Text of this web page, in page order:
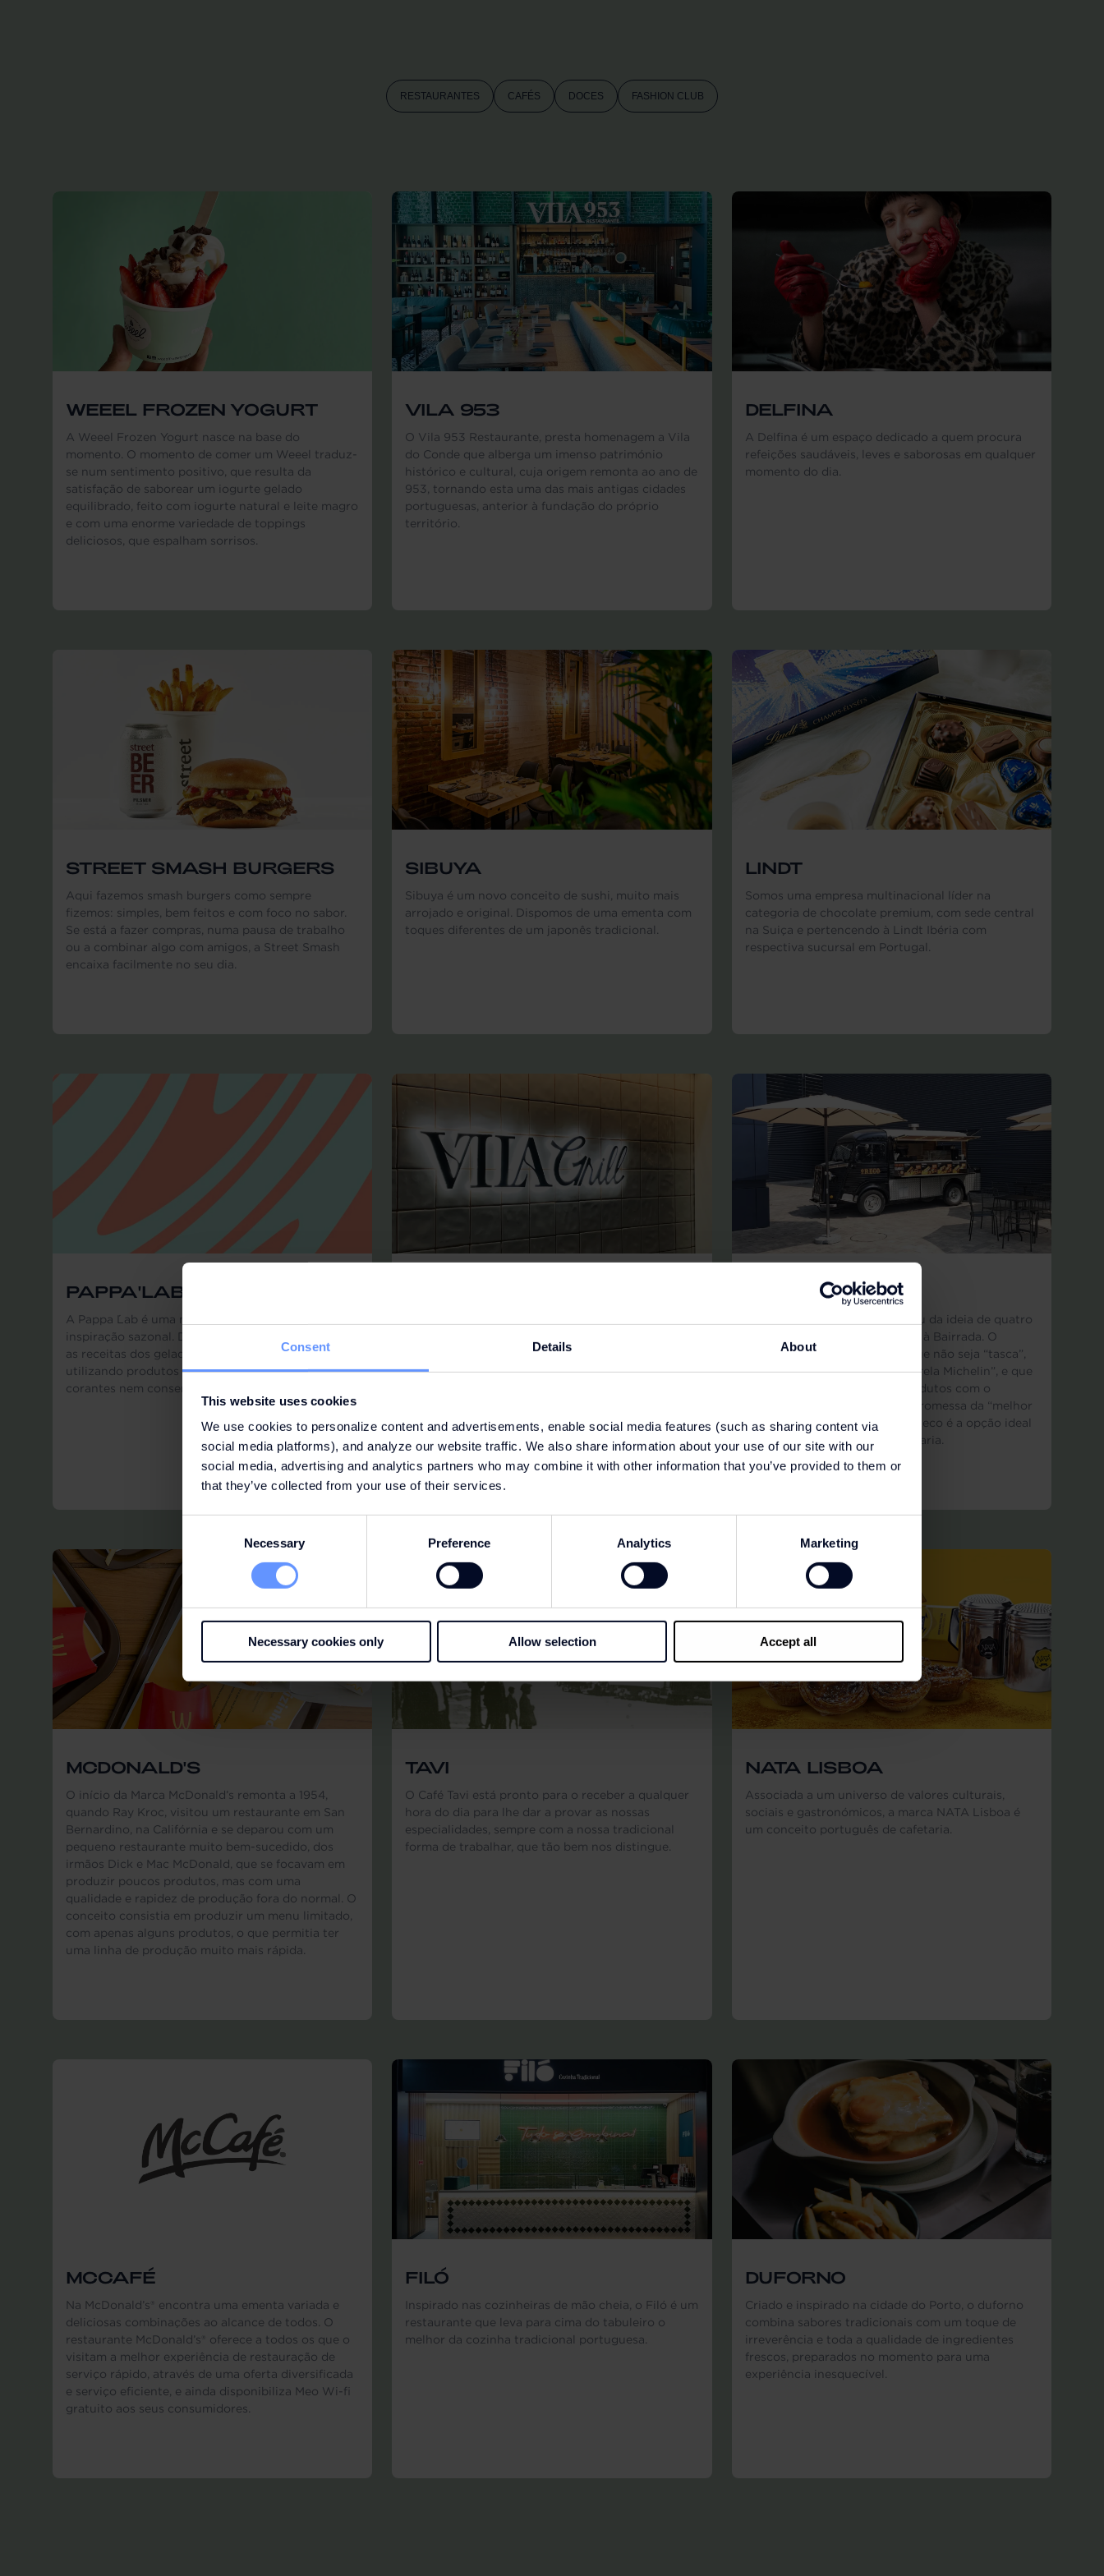
Consent Details About
This website uses cookies
We use cookies to personalize content and advertisements, enable social media features (such as sharing content via
social media platforms), and analyze our website traffic. We also share information about your use of our site with our
social media, advertising and analytics partners who may combine it with other information that you’ve provided to them or
that they’ve collected from your use of their services.
Necessary Preference Analytics Marketing
Necessary cookies only Allow selection Accept all
RESTAURANTES CAFÉS DOCES FASHION CLUB
WEEEL FROZEN YOGURT
A Weeel Frozen Yogurt nasce na base do
momento. O momento de comer um Weeel traduz-
se num sentimento positivo, que resulta da
satisfação de saborear um iogurte gelado
equilibrado, feito com iogurte natural e leite magro
e com uma enorme variedade de toppings
deliciosos, que espalham sorrisos.
VILA 953
O Vila 953 Restaurante, presta homenagem a Vila
do Conde que alberga um imenso património
histórico e cultural, cuja origem remonta ao ano de
953, tornando esta uma das mais antigas cidades
portuguesas, anterior à fundação do próprio
território.
DELFINA
A Delfina é um espaço dedicado a quem procura
refeições saudáveis, leves e saborosas em qualquer
momento do dia.
STREET SMASH BURGERS
Aqui fazemos smash burgers como sempre
fizemos: simples, bem feitos e com foco no sabor.
Se está a fazer compras, numa pausa de trabalho
ou a combinar algo com amigos, a Street Smash
encaixa facilmente no seu dia.
SIBUYA
Sibuya é um novo conceito de sushi, muito mais
arrojado e original. Dispomos de uma ementa com
toques diferentes de um japonês tradicional.
LINDT
Somos uma empresa multinacional líder na
categoria de chocolate premium, com sede central
na Suiça e pertencendo à Lindt Ibéria com
respectiva sucursal em Portugal.
PAPPA'LAB
A Pappa ́Lab é uma marca de gelados artesanais de
inspiração sazonal. Desenvolvemos e produzimos
as receitas dos gelados no nosso laboratório
utilizando produtos naturais e frescos, sem
corantes nem conservantes.
O RECO
Loja encerrada | O Reco nasceu da ideia de quatro
amigos apaixonados por leitão à Bairrada. O
conceito incide num espaço que não seja “tasca”,
mas que também não seja “estrela Michelin”, e que
confeccione todos os seus produtos com o
máximo de qualidade. Com a promessa da “melhor
sande de leitão do mundo”, o Reco é a opção ideal
para os apreciadores desta iguaria.
MCDONALD'S
O início da Marca McDonald’s remonta a 1954,
quando Ray Kroc, visitou um restaurante em San
Bernardino, na Califórnia e se deparou com um
pequeno restaurante muito bem-sucedido, dos
irmãos Dick e Mac McDonald, que se focavam em
produzir poucos produtos, mas com uma
qualidade e rapidez de produção fora do normal. O
conceito consistia em produzir um menu limitado,
com apenas alguns produtos, o que permitia ter
uma linha de produção muito mais rápida.
TAVI
O Café Tavi está pronto para o receber a qualquer
hora do dia para lhe dar a provar as nossas
especialidades, sempre com a nossa tradicional
forma de trabalhar, que tão bem nos distingue.
NATA LISBOA
Associada a um universo de valores culturais,
sociais e gastronómicos, a marca NATA Lisboa é
um conceito português de cafetaria.
MCCAFÉ
Na McDonald’s® encontra uma ementa variada e
deliciosas combinações ao alcance de todos. O
restaurante McDonald’s® oferece a todos os que o
visitam a melhor experiência de restauração de
serviço rápido, através de uma oferta diversificada
e serviço eficiente, e ainda disponibiliza Meo Wi-fi
gratuito aos seus consumidores.
FILÓ
Inspirado nas cozinheiras de mão cheia, o Filó é um
restaurante que leva para cima do tabuleiro o
melhor da cozinha tradicional portuguesa.
DUFORNO
Criado e inspirado na cidade do Porto, o duforno
combina sabores tradicionais com um toque de
irreverência e toda a qualidade de ingredientes
frescos, preparados no momento para uma
experiência inesquecível.